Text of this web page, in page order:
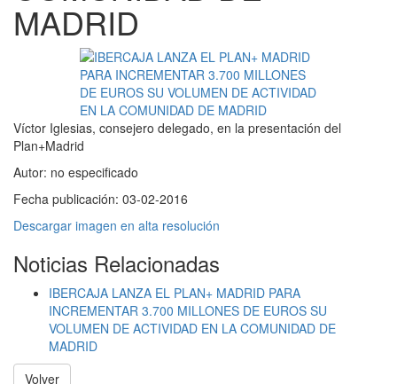
MADRID
Víctor Iglesias, consejero delegado, en la presentación del
Plan+Madrid
Autor: no especificado
Fecha publicación: 03-02-2016
Descargar imagen en alta resolución
Noticias Relacionadas
IBERCAJA LANZA EL PLAN+ MADRID PARA
INCREMENTAR 3.700 MILLONES DE EUROS SU
VOLUMEN DE ACTIVIDAD EN LA COMUNIDAD DE
MADRID
Volver